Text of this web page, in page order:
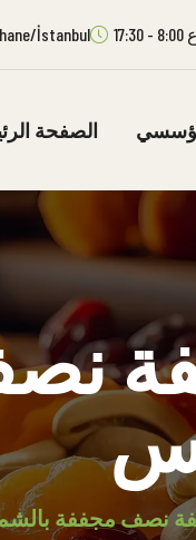
İstanbul
الصفحة
نصف مجففة